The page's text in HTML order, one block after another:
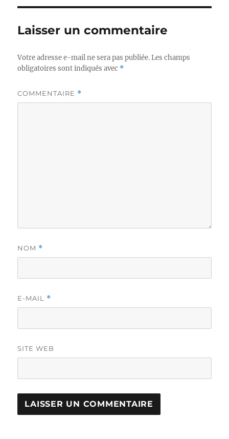
Laisser un commentaire
Votre adresse e-mail ne sera pas publiée. Les champs
obligatoires sont indiqués avec *
COMMENTAIRE *
NOM *
E-MAIL *
SITE WEB